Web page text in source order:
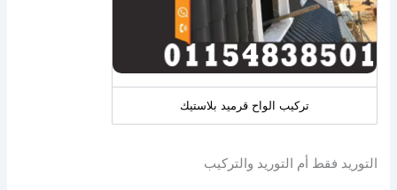
تركيب الواح قرميد بلاستيك
التوريد فقط أم التوريد والتركيب